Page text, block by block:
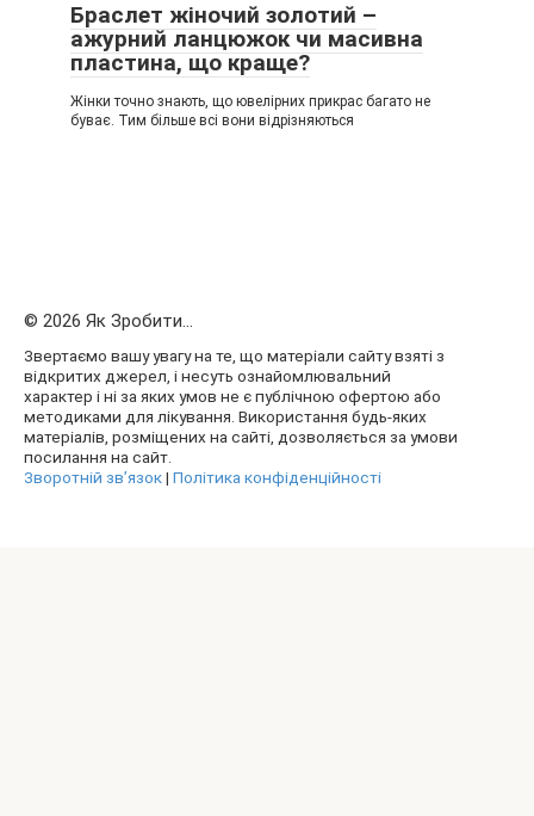
Браслет жіночий золотий –
ажурний ланцюжок чи масивна
пластина, що краще?
Жінки точно знають, що ювелірних прикрас багато не
буває. Тим більше всі вони відрізняються
© 2026 Як Зробити...
Звертаємо вашу увагу на те, що матеріали сайту взяті з
відкритих джерел, і несуть ознайомлювальний
характер і ні за яких умов не є публічною офертою або
методиками для лікування. Використання будь-яких
матеріалів, розміщених на сайті, дозволяється за умови
посилання на сайт.
Зворотній зв’язок| Політика конфіденційності